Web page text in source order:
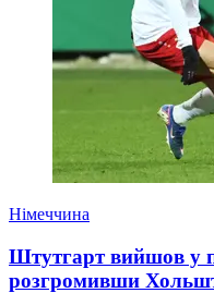
Німеччина
Штутгарт вийшов у
розгромивши